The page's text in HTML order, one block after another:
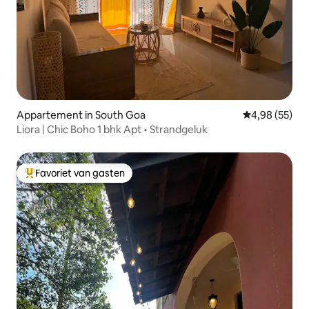
Appartement in South Goa Gemiddelde
4,98 (55)
Liora | Chic Boho 1 bhk Apt • Strandgeluk
Topfavoriet van gasten
Favoriet van gasten